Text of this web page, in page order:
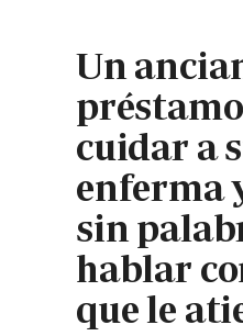
Un
cuidar a
enferma
sin
hablar
que le